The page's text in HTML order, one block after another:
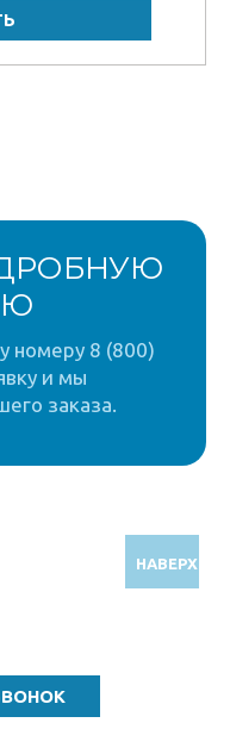
номеру 8 (800)
и мы
заказа.
НАВЕРХ